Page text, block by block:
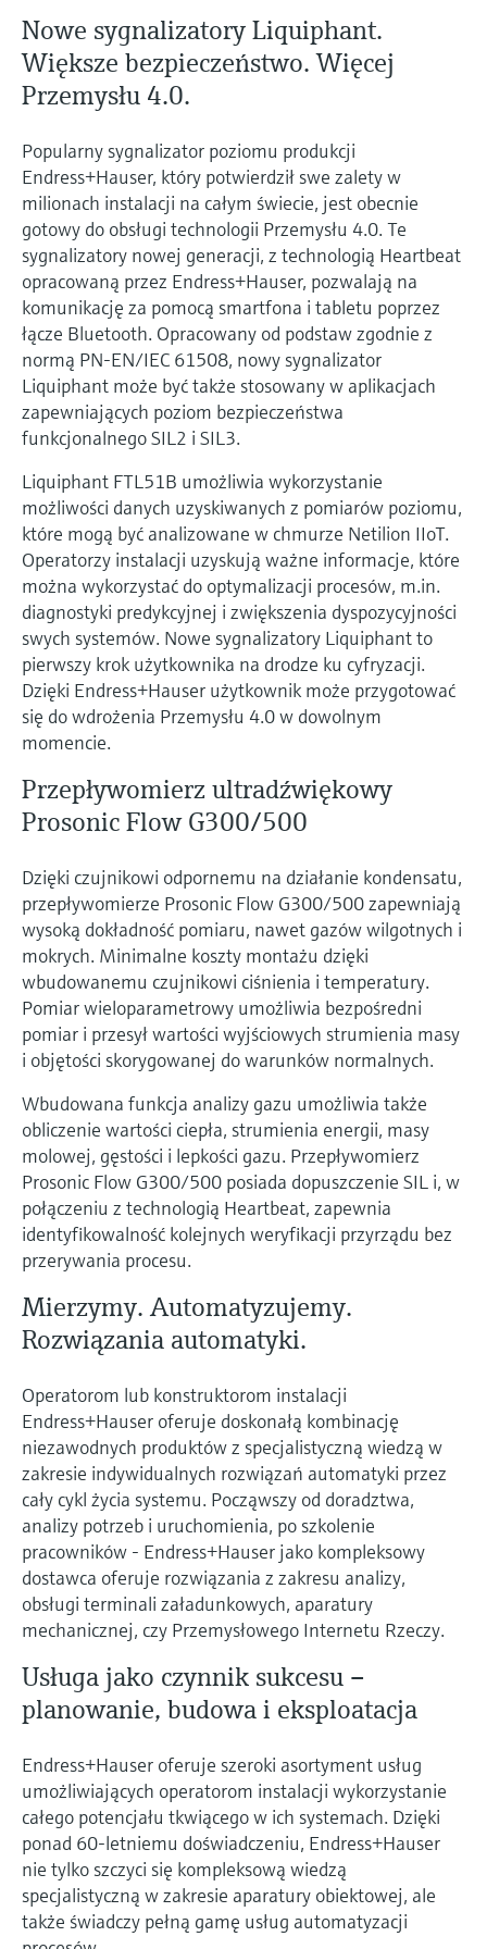
Dostęp do informacji o przyrządzie
Dostęp do szczegółowych danych przyrządu
(instrukcje obsługi, karty katalogowe, nowych
wersji i części zamienne) poprzez
Endress+Hauser podanego na tabliczce
znamionowej.
Znajdź części zamienne
Po wprowadzeniu kodu przyrządu, kodu
zamówieniowego lub numerze seryjnym
znajdziesz odpowiednią część zamienną oraz
uzyskasz dostęp do szczegółowych danych,
rysunków i instrukcji montażowych, co ułatwi
dokonanie szybkiej wymiany lub naprawy.
ciśnienia
Kup wszystko
Memosens technology
Doskonałość operacyjna dzięki
przejrzystości procesów
wspierającej podejmowanie decyzji
Nowe sygnalizatory Liquiphant.
Większe bezpieczeństwo. Więcej
Przemysłu 4.0.
Popularny sygnalizator poziomu produkcji
Endress+Hauser, który potwierdził swe zalety w
milionach instalacji na całym świecie, jest obecnie
gotowy do obsługi technologii Przemysłu 4.0. Te
sygnalizatory nowej generacji, z technologią Heartbeat
opracowaną przez Endress+Hauser, pozwalają na
komunikację za pomocą smartfona i tabletu poprzez
łącze Bluetooth. Opracowany od podstaw zgodnie z
normą PN-EN/IEC 61508, nowy sygnalizator
Liquiphant może być także stosowany w aplikacjach
zapewniających poziom bezpieczeństwa
funkcjonalnego SIL2 i SIL3.
Liquiphant FTL51B umożliwia wykorzystanie
możliwości danych uzyskiwanych z pomiarów poziomu,
które mogą być analizowane w chmurze Netilion IIoT.
Operatorzy instalacji uzyskują ważne informacje, które
można wykorzystać do optymalizacji procesów, m.in.
diagnostyki predykcyjnej i zwiększenia dyspozycyjności
swych systemów. Nowe sygnalizatory Liquiphant to
pierwszy krok użytkownika na drodze ku cyfryzacji.
Dzięki Endress+Hauser użytkownik może przygotować
się do wdrożenia Przemysłu 4.0 w dowolnym
momencie.
Przepływomierz ultradźwiękowy
Prosonic Flow G300/500
Dzięki czujnikowi odpornemu na działanie kondensatu,
przepływomierze Prosonic Flow G300/500 zapewniają
wysoką dokładność pomiaru, nawet gazów wilgotnych i
mokrych. Minimalne koszty montażu dzięki
wbudowanemu czujnikowi ciśnienia i temperatury.
Pomiar wieloparametrowy umożliwia bezpośredni
pomiar i przesył wartości wyjściowych strumienia masy
i objętości skorygowanej do warunków normalnych.
Wbudowana funkcja analizy gazu umożliwia także
obliczenie wartości ciepła, strumienia energii, masy
molowej, gęstości i lepkości gazu. Przepływomierz
Prosonic Flow G300/500 posiada dopuszczenie SIL i, w
połączeniu z technologią Heartbeat, zapewnia
identyfikowalność kolejnych weryfikacji przyrządu bez
przerywania procesu.
Mierzymy. Automatyzujemy.
Rozwiązania automatyki.
Operatorom lub konstruktorom instalacji
Endress+Hauser oferuje doskonałą kombinację
niezawodnych produktów z specjalistyczną wiedzą w
zakresie indywidualnych rozwiązań automatyki przez
cały cykl życia systemu. Począwszy od doradztwa,
analizy potrzeb i uruchomienia, po szkolenie
pracowników - Endress+Hauser jako kompleksowy
dostawca oferuje rozwiązania z zakresu analizy,
obsługi terminali załadunkowych, aparatury
mechanicznej, czy Przemysłowego Internetu Rzeczy.
Usługa jako czynnik sukcesu –
planowanie, budowa i eksploatacja
Endress+Hauser oferuje szeroki asortyment usług
umożliwiających operatorom instalacji wykorzystanie
całego potencjału tkwiącego w ich systemach. Dzięki
ponad 60-letniemu doświadczeniu, Endress+Hauser
nie tylko szczyci się kompleksową wiedzą
specjalistyczną w zakresie aparatury obiektowej, ale
także świadczy pełną gamę usług automatyzacji